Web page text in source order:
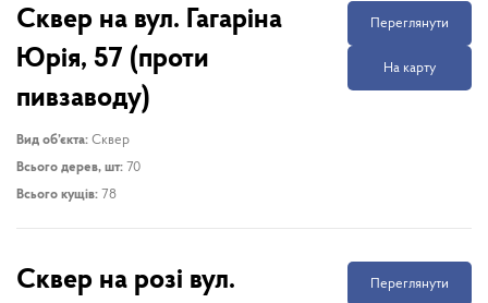
Сквер на вул. Гагаріна
Юрія, 57 (проти
пивзаводу)
Вид об’єкта: Сквер
Всього дерев, шт: 70
Всього кущів: 78
Переглянути
На карту
Сквер на розі вул.
Переглянути